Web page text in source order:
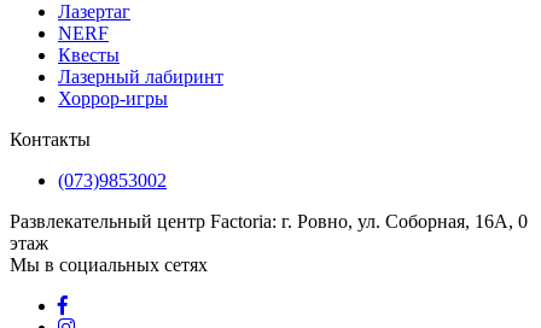
Лазертаг
NERF
Квесты
Лазерный лабиринт
Хоррор-игры
Контакты
(073)9853002
Развлекательный центр Factoria: г. Ровно, ул. Соборная, 16А, 0
этаж
Мы в социальных сетях